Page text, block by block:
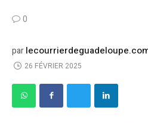
0
par
26 FÉVRIER 2025